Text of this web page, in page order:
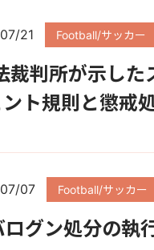
21 Football/サッカー
裁判所が示し
ト規則と懲戒
07 Football/サッカー
ログン処分の執